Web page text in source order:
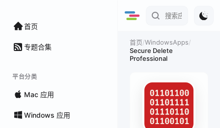
首页
专题合集
平台分类
Mac 应用
Windows 应用
首页/WindowsApps/
Secure Delete
Professional